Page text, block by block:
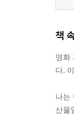
책
영화
다.
나는
산물